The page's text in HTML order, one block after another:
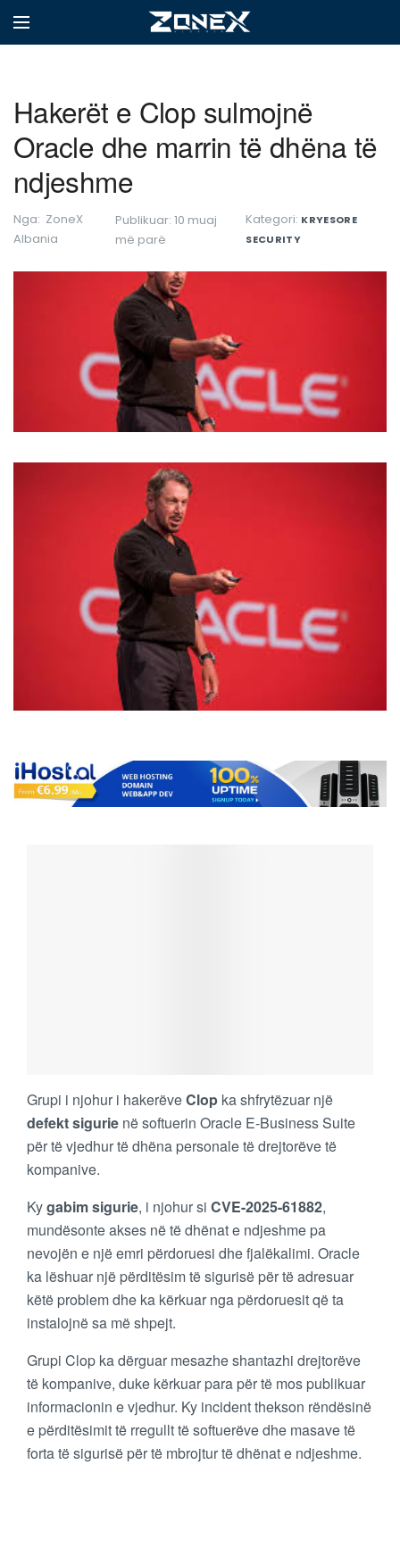
Hakerët e Clop sulmojnë
Oracle dhe marrin të dhëna të
ndjeshme
Nga: ZoneX
Albania
Publikuar: 10 muaj
më parë
Kategori: KRYESORE
SECURITY
Grupi i njohur i hakerëveClop ka shfrytëzuar një
defekt sigurie në softuerin Oracle E-Business Suite
për të vjedhur të dhëna personale të drejtorëve të
kompanive.
Kygabim sigurie, i njohur si CVE-2025-61882,
mundësonte akses në të dhënat e ndjeshme pa
nevojën e një emri përdoruesi dhe fjalëkalimi. Oracle
ka lëshuar një përditësim të sigurisë për të adresuar
këtë problem dhe ka kërkuar nga përdoruesit që ta
instalojnë sa më shpejt.
Grupi Clop ka dërguar mesazhe shantazhi drejtorëve
të kompanive, duke kërkuar para për të mos publikuar
informacionin e vjedhur. Ky incident thekson rëndësinë
e përditësimit të rregullt të softuerëve dhe masave të
forta të sigurisë për të mbrojtur të dhënat e ndjeshme.